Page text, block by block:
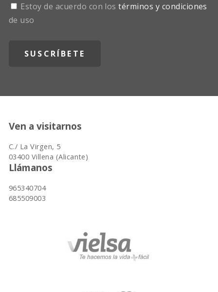
Estoy de acuerdo con lostérminos y condiciones
de uso
Ven a visitarnos
C./ La Virgen, 5
03400 Villena (Alicante)
Llámanos
965340704
685509003